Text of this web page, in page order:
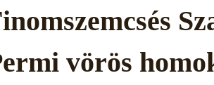
vörös